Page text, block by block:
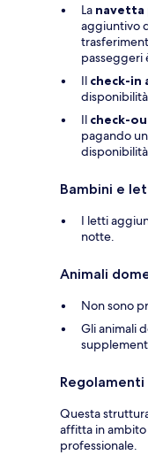
La
aggiuntivo
passeggeri
Il check-in
Il check-
pagando
Bambini e
I letti
notte.
Animali
Non sono
Gli animali
Regolamenti
Questa
affitta in
professionale.